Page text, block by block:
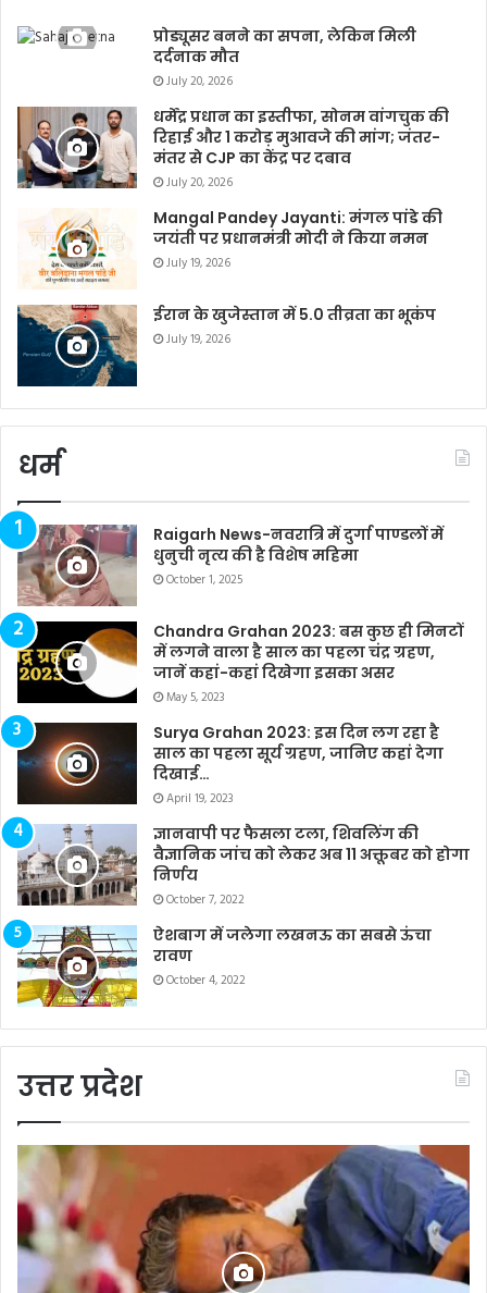
प्रोड्यूसर बनने का सपना, लेकिन मिली
दर्दनाक मौत
July 20, 2026
धर्मेंद्र प्रधान का इस्तीफा, सोनम वांगचुक की
रिहाई और 1 करोड़ मुआवजे की मांग; जंतर-
मंतर से CJP का केंद्र पर दबाव
July 20, 2026
Mangal Pandey Jayanti: मंगल पांडे की
जयंती पर प्रधानमंत्री मोदी ने किया नमन
July 19, 2026
ईरान के खुजेस्तान में 5.0 तीव्रता का भूकंप
July 19, 2026
धर्म
Raigarh News-नवरात्रि में दुर्गा पाण्डलों में
धुनुची नृत्य की है विशेष महिमा
October 1, 2025
Chandra Grahan 2023: बस कुछ ही मिनटों
में लगने वाला है साल का पहला चंद्र ग्रहण,
जानें कहां-कहां दिखेगा इसका असर
May 5, 2023
Surya Grahan 2023: इस दिन लग रहा है
साल का पहला सूर्य ग्रहण, जानिए कहां देगा
दिखाई…
April 19, 2023
ज्ञानवापी पर फैसला टला, शिवलिंग की
वैज्ञानिक जांच को लेकर अब 11 अक्तूबर को होगा
निर्णय
October 7, 2022
ऐशबाग में जलेगा लखनऊ का सबसे ऊंचा
रावण
October 4, 2022
उत्तर प्रदेश